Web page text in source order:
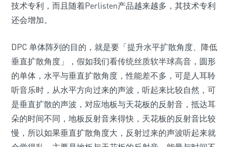
技术专利，而且随着Perlisten产品越来越多，其技术专利
还会增加。
DPC 单体阵列的目的，就是要「提升水平扩散角度、降低
垂直扩散角度」，假如我们看传统丝质软半球高音，圆形
的单体，水平与垂直扩散角度，性能差不多，可是人耳聆
听音乐时，从水平方向过来的声波，听起来比较自然，可
是垂直扩散的声波，对应地板与天花板的反射音，抵达耳
朵的时间不同，地板反射音来得快，天花板的反射音比较
慢，所以如果垂直扩散角度大，反射过来的声波听起来就